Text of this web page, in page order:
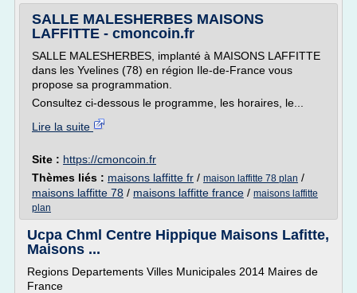
SALLE MALESHERBES MAISONS
LAFFITTE - cmoncoin.fr
SALLE MALESHERBES, implanté à MAISONS LAFFITTE
dans les Yvelines (78) en région Ile-de-France vous
propose sa programmation.
Consultez ci-dessous le programme, les horaires, le...
Lire la suite
Site : https://cmoncoin.fr
Thèmes liés : maisons laffitte fr / maison laffitte 78 plan /
maisons laffitte 78 / maisons laffitte france / maisons laffitte
plan
Ucpa Chml Centre Hippique Maisons Lafitte,
Maisons ...
Regions Departements Villes Municipales 2014 Maires de
France